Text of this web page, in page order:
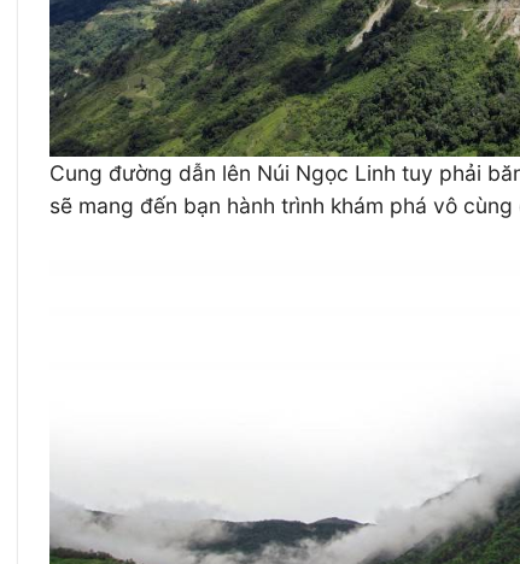
Cung đường dẫn lên Núi Ngọc Linh tuy phải
sẽ mang đến bạn hành trình khám phá vô cùng